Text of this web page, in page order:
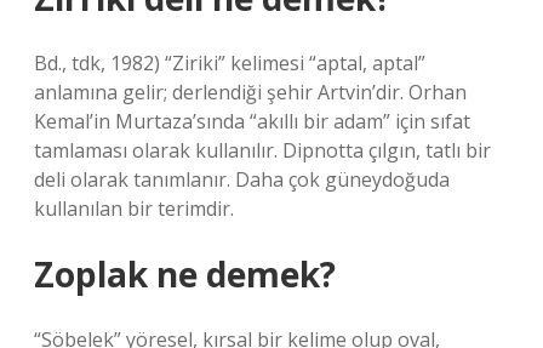
Bd., tdk, 1982) “Ziriki” kelimesi “aptal, aptal”
anlamına gelir; derlendiği şehir Artvin’dir. Orhan
Kemal’in Murtaza’sında “akıllı bir adam” için sıfat
tamlaması olarak kullanılır. Dipnotta çılgın, tatlı bir
deli olarak tanımlanır. Daha çok güneydoğuda
kullanılan bir terimdir.
Zoplak ne demek?
“Söbelek” yöresel, kırsal bir kelime olup oval,